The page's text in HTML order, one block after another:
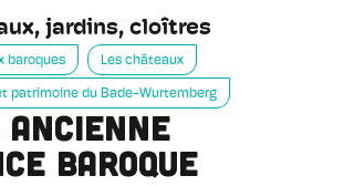
jardins, cloîtres
baroques Les châteaux
patrimoine du Bade-Wurtemberg
baroque